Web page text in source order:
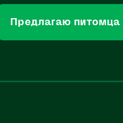
Предлагаю питомца